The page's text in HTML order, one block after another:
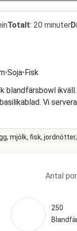
Totalt: 20 minuter
•Soja•Fisk
blandfärsbowl
Vi
mjölk, fisk,
Antal
250